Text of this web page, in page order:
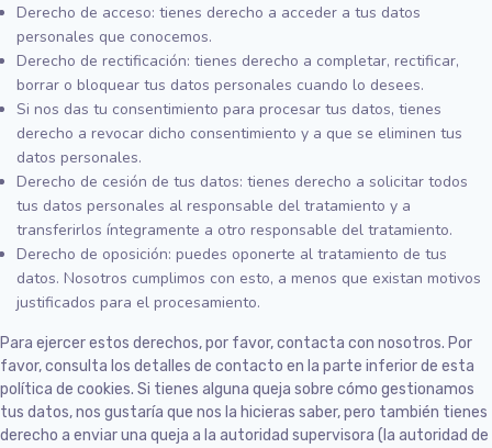
Derecho de acceso: tienes derecho a acceder a tus datos
personales que conocemos.
Derecho de rectificación: tienes derecho a completar, rectificar,
borrar o bloquear tus datos personales cuando lo desees.
Si nos das tu consentimiento para procesar tus datos, tienes
derecho a revocar dicho consentimiento y a que se eliminen tus
datos personales.
Derecho de cesión de tus datos: tienes derecho a solicitar todos
tus datos personales al responsable del tratamiento y a
transferirlos íntegramente a otro responsable del tratamiento.
Derecho de oposición: puedes oponerte al tratamiento de tus
datos. Nosotros cumplimos con esto, a menos que existan motivos
justificados para el procesamiento.
Para ejercer estos derechos, por favor, contacta con nosotros. Por
favor, consulta los detalles de contacto en la parte inferior de esta
política de cookies. Si tienes alguna queja sobre cómo gestionamos
tus datos, nos gustaría que nos la hicieras saber, pero también tienes
derecho a enviar una queja a la autoridad supervisora (la autoridad de